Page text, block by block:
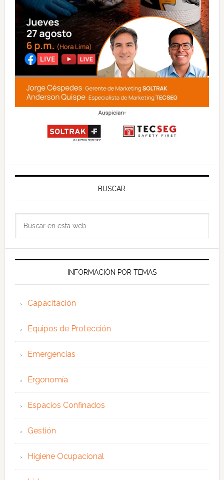
BUSCAR
web
INFORMACIÓN POR TEMAS
Capacitación
Equipos de Protección
Emergencias
Ergonomía
Espacios Confinados
Gestión
Higiene Ocupacional